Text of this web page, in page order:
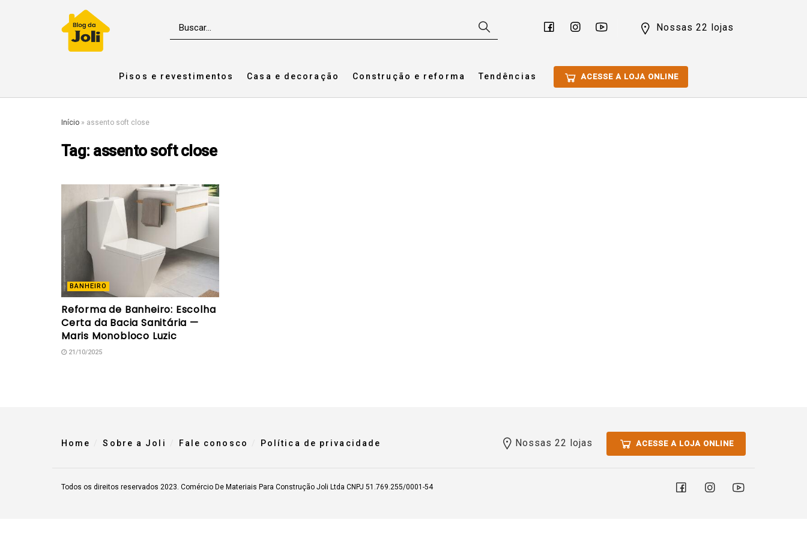
Nossas 22 lojas
Pisos e revestimentos Casa e decoração Construção e reforma Tendências ACESSE A LOJA ONLINE
Início » assento soft close
Tag: assento soft close
BANHEIRO
Reforma de Banheiro: Escolha
Certa da Bacia Sanitária —
Maris Monobloco Luzic
21/10/2025
Home Sobre a Joli Fale conosco Política de privacidade Nossas 22 lojas ACESSE A LOJA ONLINE
Todos os direitos reservados 2023. Comércio De Materiais Para Construção Joli Ltda CNPJ 51.769.255/0001-54